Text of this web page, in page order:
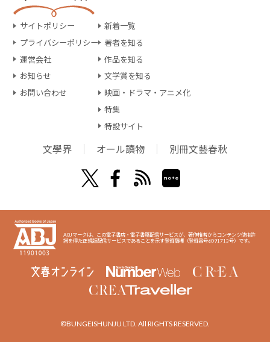
サイトポリシー
プライバシーポリシー
運営会社
お知らせ
お問い合わせ
新着一覧
著者を知る
作品を知る
文学賞を知る
映画・ドラマ・アニメ化
特集
特設サイト
文學界 オール讀物 別冊文藝春秋
ABJマークは、この電子書店・電子書籍配信サービスが、著作権者からコンテンツ使用許
諾を得た正規版配信サービスであることを示す登録商標（登録番号6091713号）です。
©BUNGEISHUNJU LTD. All RIGHTS RESERVED.